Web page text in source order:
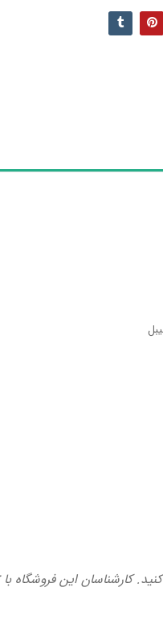
کارشناسان این فروشگاه